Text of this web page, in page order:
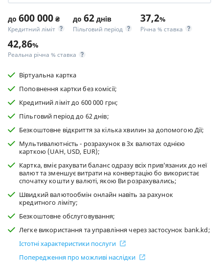
до 600 000 ₴
Кредитний ліміт
до 62 днів
Пільговий період
37,2%
Річна % ставка
42,86%
Реальна річна % ставка
Віртуальна картка
Поповнення картки без комісії;
Кредитний ліміт до 600 000 грн;
Пільговий період до 62 днів;
Безкоштовне відкриття за кілька хвилин за допомогою Дії;
Мультивалютність - розрахунок в 3х валютах однією
карткою (UAH, USD, EUR);
Картка, вміє рахувати баланс одразу всіх прив'язаних до неї
валют та зменшує витрати на конвертацію бо використає
спочатку кошти у валюті, якою Ви розрахувались;
Швидкий валютообмін онлайн навіть за рахунок
кредитного ліміту;
Безкоштовне обслуговування;
Легке використання та управління через застосунок bank.kd;
Істотні характеристики послуги
Попередження про можливі наслідки